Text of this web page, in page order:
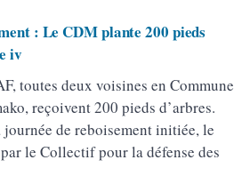
: Le CDM plante 200 pieds
iv
toutes deux voisines en Commune
reçoivent 200 pieds d’arbres.
journée de reboisement initiée, le
le Collectif pour la défense des